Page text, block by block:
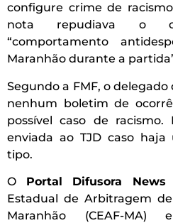
configure crime de
nota repudiava o
“comportamento
Maranhão durante a
Segundo a FMF, o
nenhum boletim de
possível caso de racismo.
enviada ao TJD caso
tipo.
O Portal Difusora News
Estadual de Arbitragem
Maranhão (CEAF-